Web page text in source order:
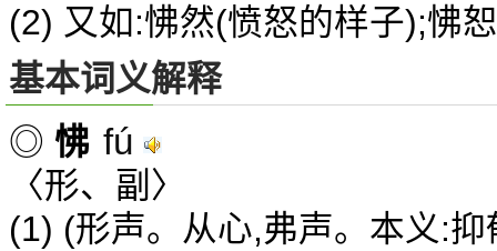
(2) 又如:怫然(愤怒的样子);怫
基本词义解释
◎ 怫 fú
〈形、副〉
(1) (形声。从心,弗声。本义: